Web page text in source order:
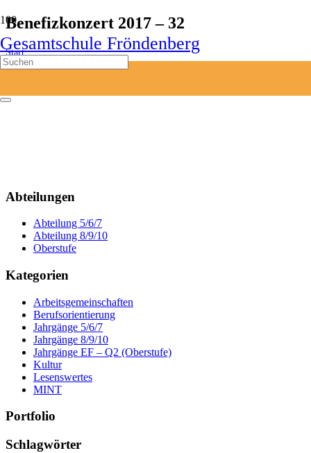
Gesamtschule Fröndenberg
Benefizkonzert 2017 – 32
Start
Benefizkonzert 2017 – 32
Abteilungen
Abteilung 5/6/7
Abteilung 8/9/10
Oberstufe
Kategorien
Arbeitsgemeinschaften
Berufsorientierung
Jahrgänge 5/6/7
Jahrgänge 8/9/10
Jahrgänge EF – Q2 (Oberstufe)
Kultur
Lesenswertes
MINT
Portfolio
Schlagwörter